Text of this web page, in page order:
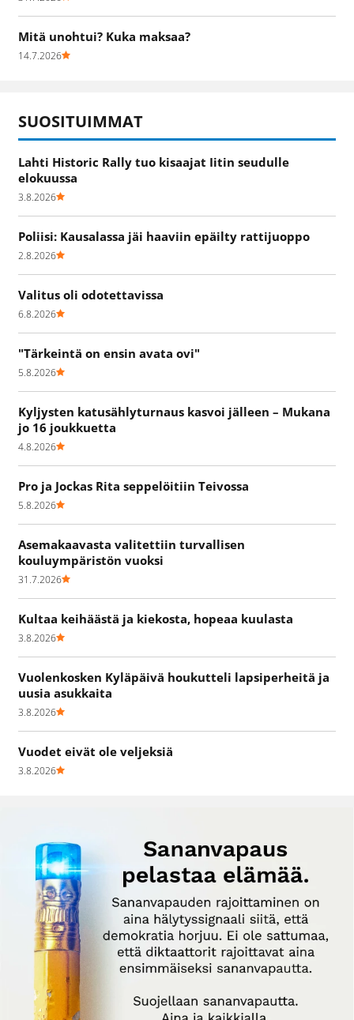
Mitä unohtui? Kuka maksaa?
14.7.2026
SUOSITUIMMAT
Lahti Historic Rally tuo kisaajat Iitin seudulle
elokuussa
3.8.2026
Poliisi: Kausalassa jäi haaviin epäilty rattijuoppo
2.8.2026
Valitus oli odotettavissa
6.8.2026
"Tärkeintä on ensin avata ovi"
5.8.2026
Kyljysten katusählyturnaus kasvoi jälleen – Mukana
jo 16 joukkuetta
4.8.2026
Pro ja Jockas Rita seppelöitiin Teivossa
5.8.2026
Asemakaavasta valitettiin turvallisen
kouluympäristön vuoksi
31.7.2026
Kultaa keihäästä ja kiekosta, hopeaa kuulasta
3.8.2026
Vuolenkosken Kyläpäivä houkutteli lapsiperheitä ja
uusia asukkaita
3.8.2026
Vuodet eivät ole veljeksiä
3.8.2026